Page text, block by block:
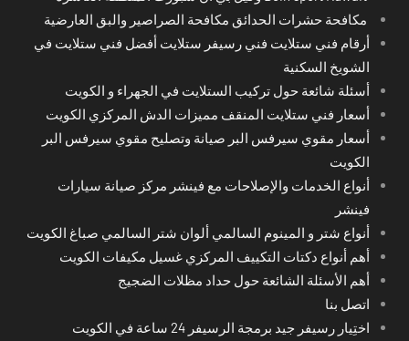
مكافحة حشرات الحدائق مكافحة الصراصير والبق العارضية
أرقام فني ستلايت فني رسيفر ستلايت أفضل فني ستلايت في
الشويخ السكنية
أسئلة شائعة حول تركيب الستلايت في الجهراء و الكويت
أسعار فني ستلايت المنقف مميزات الدش المركزي الكويت
أسعار مقوي سيرفس البر صيانة وتصليح مقوي سيرفس البر
الكويت
أنواع الخدمات والإصلاحات مع فينشر مركز صيانة سيارات
فينشر
أنواع شتر و المينوم السالمي ألوان شتر السالمي صباغ الكويت
أهم أنواع دكتات التكييف المركزي غسيل مكيفات الكويت
أهم الأسئلة الشائعة حول حداد مظلات الضجيج
اتصل بنا
اختِيار رسيفر جيد برمجة الرسيفر 24 ساعة في الكويت